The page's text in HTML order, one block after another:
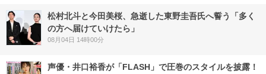
松村北斗と今田美桜、急逝した東野圭吾氏へ誓う「多く
の方へ届けていけたら」
08月04日 14時00分
声優・井口裕香が「FLASH」で圧巻のスタイルを披露！